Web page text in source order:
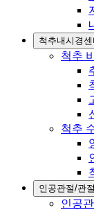
척추내시경센
척추
척추
인공관절/관
인공